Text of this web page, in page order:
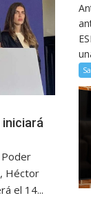
iniciará
Poder
Héctor
el 14...